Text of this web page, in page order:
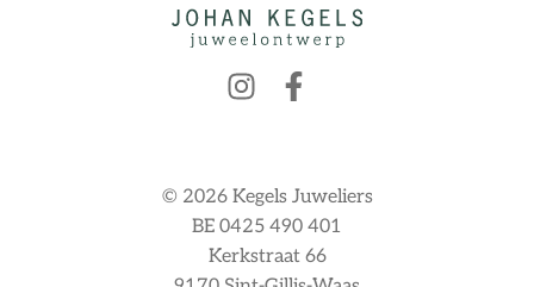
© 2026 Kegels Juweliers
BE 0425 490 401
Kerkstraat 66